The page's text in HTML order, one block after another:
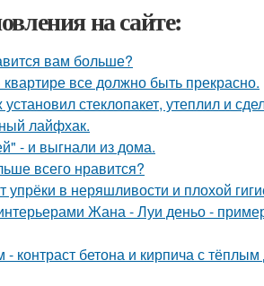
на сайте:
вам больше?
все должно быть прекрасно.
стеклопакет, утеплил и
лайфхак.
- и выгнали из дома.
всего нравится?
в неряшливости и плохой
Жана - Луи деньо - пример
- контраст бетона и кирпича с